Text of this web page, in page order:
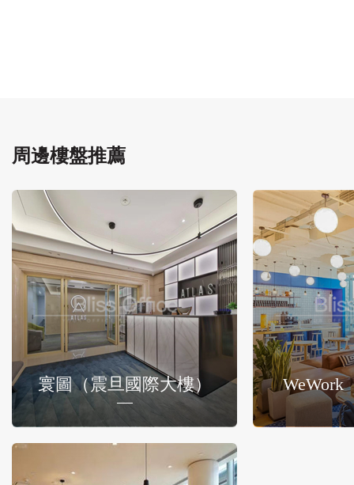
周邊樓盤推薦
寰圖（震旦國際大樓） WeWork